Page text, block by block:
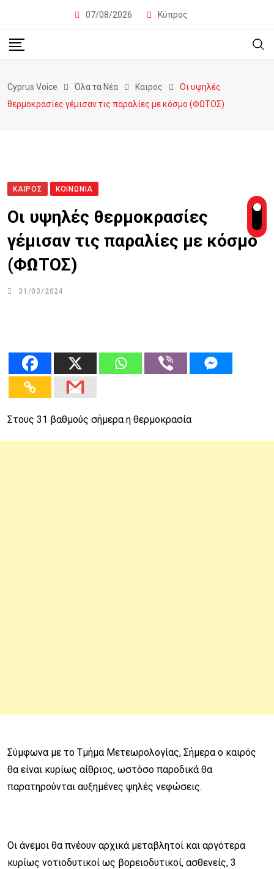
07/08/2026 Κύπρος
Cyprus Voice Όλα τα Νέα Καιρος
Οι υψηλές
θερμοκρασίες γέμισαν τις παραλίες με κόσμο (ΦΩΤΟΣ)
ΚΑΙΡΟΣ ΚΟΙΝΩΝΊΑ
Οι υψηλές θερμοκρασίες
γέμισαν τις παραλίες με κόσμο
(ΦΩΤΟΣ)
31/03/2024
Στους 31 βαθμούς σήμερα η θερμοκρασία
Σύμφωνα με το Τμήμα Μετεωρολογίας, Σήμερα ο καιρός
θα είναι κυρίως αίθριος, ωστόσο παροδικά θα
παρατηρούνται αυξημένες ψηλές νεφώσεις.
Οι άνεμοι θα πνέουν αρχικά μεταβλητοί και αργότερα
κυρίως νοτιοδυτικοί ως βορειοδυτικοί, ασθενείς, 3